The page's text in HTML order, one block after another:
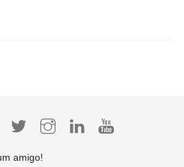
amigo!